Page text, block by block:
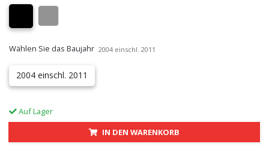
Wählen Sie das Baujahr 2004 einschl. 2011
2004 einschl. 2011
Auf Lager
IN DEN WARENKORB